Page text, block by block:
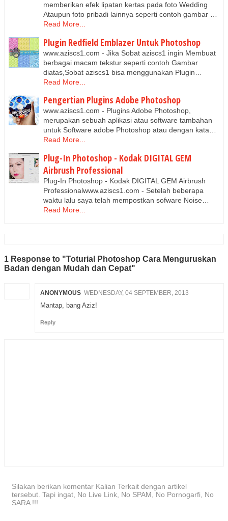
memberikan efek lipatan kertas pada foto Wedding
Ataupun foto pribadi lainnya seperti contoh gambar …
Read More...
Plugin Redfield Emblazer Untuk Photoshop
www.aziscs1.com - Jika Sobat aziscs1 ingin Membuat
berbagai macam tekstur seperti contoh Gambar
diatas,Sobat aziscs1 bisa menggunakan Plugin…
Read More...
Pengertian Plugins Adobe Photoshop
www.aziscs1.com - Plugins Adobe Photoshop,
merupakan sebuah aplikasi atau software tambahan
untuk Software adobe Photoshop atau dengan kata…
Read More...
Plug-In Photoshop - Kodak DIGITAL GEM
Airbrush Professional
Plug-In Photoshop - Kodak DIGITAL GEM Airbrush
Professionalwww.aziscs1.com - Setelah beberapa
waktu lalu saya telah mempostkan sofware Noise…
Read More...
1 Response to "Toturial Photoshop Cara Menguruskan
Badan dengan Mudah dan Cepat"
ANONYMOUS WEDNESDAY, 04 SEPTEMBER, 2013
Mantap, bang Aziz!
Reply
Silakan berikan komentar Kalian Terkait dengan artikel
tersebut. Tapi ingat, No Live Link, No SPAM, No Pornogarfi, No
SARA !!!